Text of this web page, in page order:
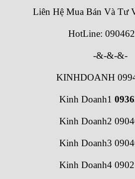
Liên Hệ Mua Bán Và Tư
HotLine:
-&-&-&-
KINHDOANH
Kinh Doanh1
Kinh Doanh2
Kinh Doanh3
Kinh Doanh4